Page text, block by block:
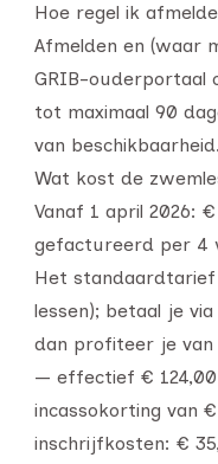
Hoe regel ik
Afmelden en (waar
GRIB-ouderportaal
tot maximaal 90
van beschikbaarheid.
Wat kost de
Vanaf 1 april 2026:
gefactureerd per 4
Het standaardtarief
lessen); betaal je via
dan profiteer je van
— effectief € 124,00
incassokorting van €
inschrijfkosten: €